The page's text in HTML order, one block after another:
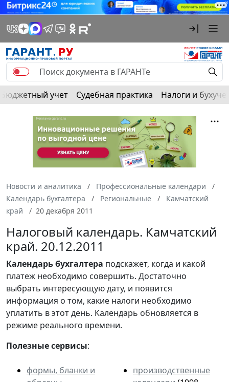
Бюджетный учет Судебная практика Налоги и
Новости и аналитика
Профессиональные календари
Календарь бухгалтера
Региональные
Камчатский
край
20 декабря 2011
Налоговый календарь. Камчатский
край. 20.12.2011
Календарьбухгалтера подскажет, когда и какой
платеж необходимо совершить. Достаточно
выбрать интересующую дату, и появится
информация о том, какие налоги необходимо
уплатить в этот день. Календарь обновляется в
режиме реального времени.
Полезные сервисы:
формы, бланки и
производственные